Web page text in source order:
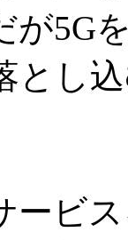
が5G
とし
ビ